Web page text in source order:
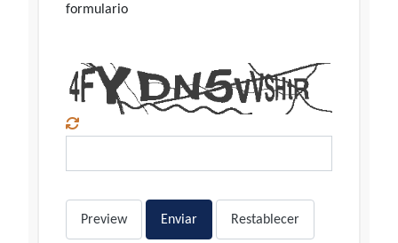
formulario
Preview Enviar Restablecer